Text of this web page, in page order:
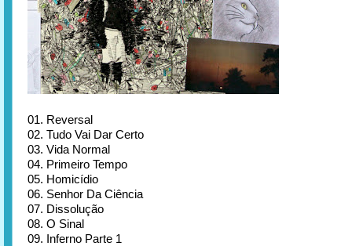
01. Reversal
02. Tudo Vai Dar Certo
03. Vida Normal
04. Primeiro Tempo
05. Homicídio
06. Senhor Da Ciência
07. Dissolução
08. O Sinal
09. Inferno Parte 1